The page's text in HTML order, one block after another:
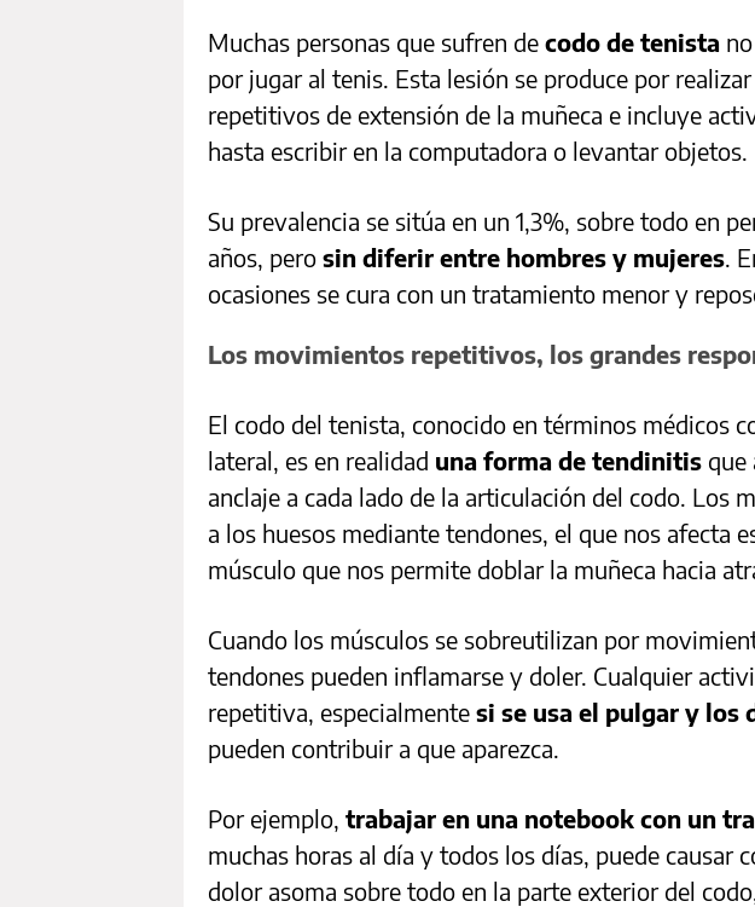
Muchas personas que sufren de codo de tenista
por jugar al tenis. Esta lesión se produce por
repetitivos de extensión de la muñeca e incluye
hasta escribir en la computadora o levantar objetos.
Su prevalencia se sitúa en un 1,3%, sobre todo en
años, pero sin diferir entre hombres y mujeres.
ocasiones se cura con un tratamiento menor y
Los movimientos repetitivos, los grandes
El codo del tenista, conocido en términos médicos
lateral, es en realidad una forma de tendinitis que
anclaje a cada lado de la articulación del codo. Los
a los huesos mediante tendones, el que nos afecta
músculo que nos permite doblar la muñeca hacia
Cuando los músculos se sobreutilizan por
tendones pueden inflamarse y doler. Cualquier
repetitiva, especialmente si se usa el pulgar y los
pueden contribuir a que aparezca.
Por ejemplo, trabajar en una notebook con un
muchas horas al día y todos los días, puede causar
dolor asoma sobre todo en la parte exterior del